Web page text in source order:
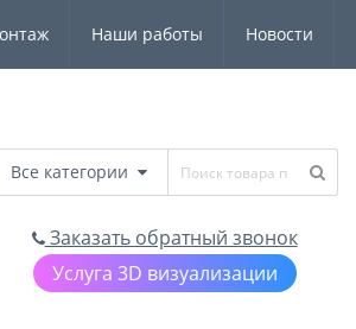
Наши работы Новости
Все категории
Заказать обратный звонок
Услуга 3D визуализации